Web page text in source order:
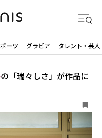
ーツ グラビア タレント・芸人
の「瑞々しさ」が作品に